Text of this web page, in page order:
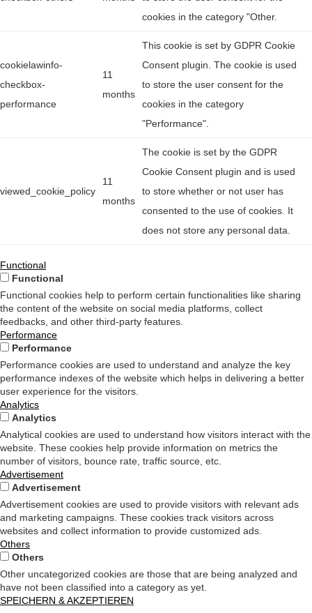
cookies in the category "Other.
cookielawinfo-
checkbox-
performance
11
months
This cookie is set by GDPR Cookie
Consent plugin. The cookie is used
to store the user consent for the
cookies in the category
"Performance".
viewed_cookie_policy
11
months
The cookie is set by the GDPR
Cookie Consent plugin and is used
to store whether or not user has
consented to the use of cookies. It
does not store any personal data.
Functional
Functional
Functional cookies help to perform certain functionalities like sharing
the content of the website on social media platforms, collect
feedbacks, and other third-party features.
Performance
Performance
Performance cookies are used to understand and analyze the key
performance indexes of the website which helps in delivering a better
user experience for the visitors.
Analytics
Analytics
Analytical cookies are used to understand how visitors interact with the
website. These cookies help provide information on metrics the
number of visitors, bounce rate, traffic source, etc.
Advertisement
Advertisement
Advertisement cookies are used to provide visitors with relevant ads
and marketing campaigns. These cookies track visitors across
websites and collect information to provide customized ads.
Others
Others
Other uncategorized cookies are those that are being analyzed and
have not been classified into a category as yet.
SPEICHERN & AKZEPTIEREN